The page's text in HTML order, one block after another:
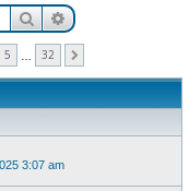
ПоискРасширенный
5 32
3:07 am